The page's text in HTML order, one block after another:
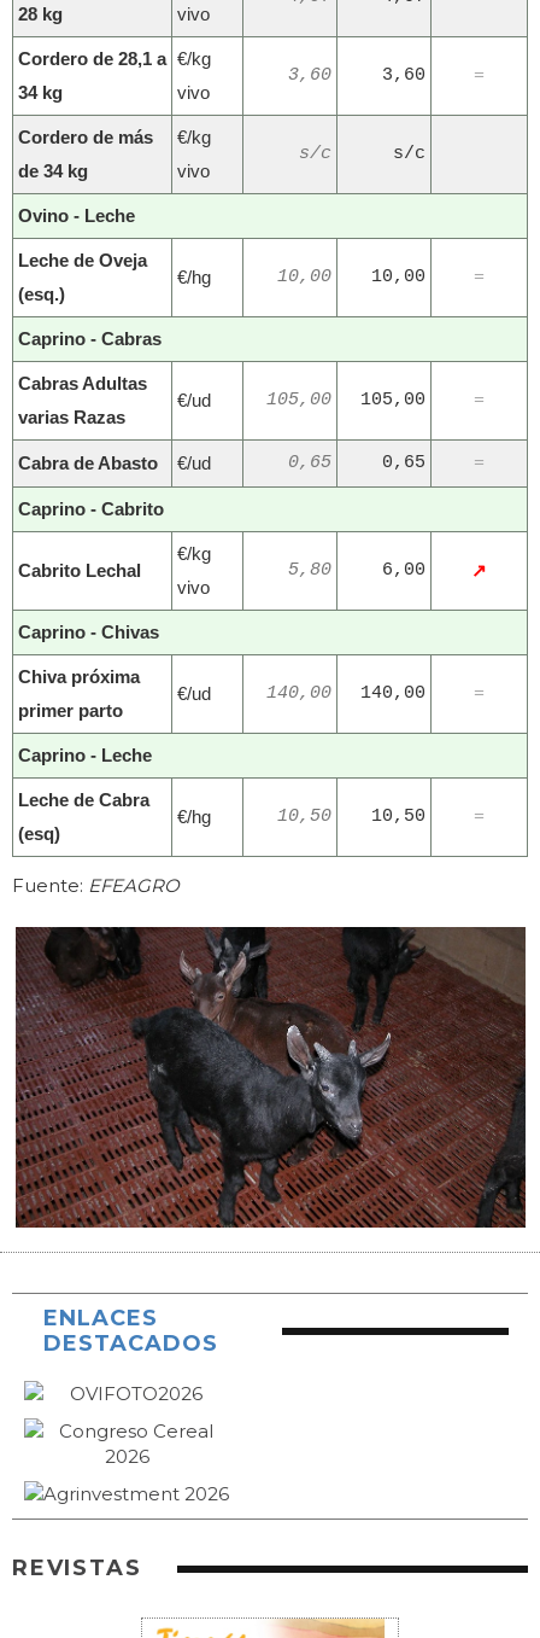
28 kg vivo
Cordero de 28,1 a
34 kg
€/kg
vivo
3,60 3,60 =
Cordero de más
de 34 kg
€/kg
vivo
s/c s/c
Ovino - Leche
Leche de Oveja
(esq.)
€/hg 10,00 10,00 =
Caprino - Cabras
Cabras Adultas
varias Razas
€/ud 105,00 105,00 =
Cabra de Abasto €/ud 0,65 0,65 =
Caprino - Cabrito
Cabrito Lechal
€/kg
vivo
5,80 6,00 ↗
Caprino - Chivas
Chiva próxima
primer parto
€/ud 140,00 140,00 =
Caprino - Leche
Leche de Cabra
(esq)
€/hg 10,50 10,50 =
Fuente: EFEAGRO
ENLACES
DESTACADOS
REVISTAS